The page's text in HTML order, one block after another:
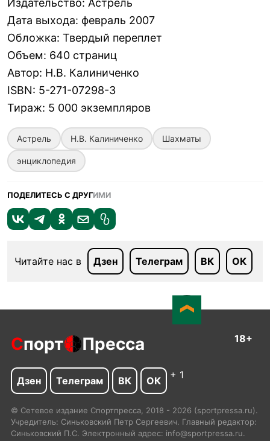
Издательство: Астрель
Дата выхода: февраль 2007
Обложка: Твердый переплет
Объем: 640 страниц
Автор: Н.В. Калиниченко
ISBN: 5-271-07298-3
Тираж: 5 000 экземпляров
Астрель Н.В. Калиниченко Шахматы
энциклопедия
ПОДЕЛИТЕСЬ С ДРУГИМИ
Читайте нас в Дзен Телеграм ВК ОК
Спорт Пресса 18+
Дзен Телеграм ВК ОК + 1
© Сетевое издание Спортпресса, 2018 - 2026 (sportpressa.ru).
Учредитель: Синьковский Петр Сергеевич. Главный редактор:
Синьковский П.С. Электронный адрес: info@sportpressa.ru.